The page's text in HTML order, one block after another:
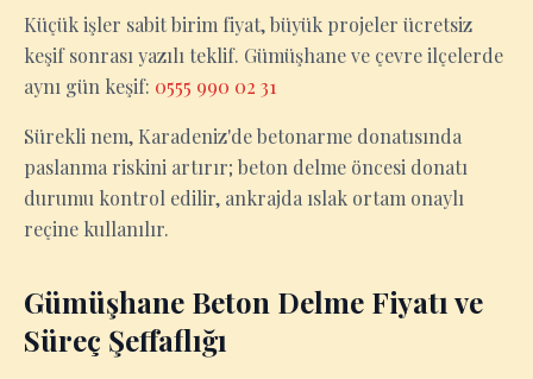
Küçük işler sabit birim fiyat, büyük projeler ücretsiz
keşif sonrası yazılı teklif. Gümüşhane ve çevre ilçelerde
aynı gün keşif: 0555 990 02 31
Sürekli nem, Karadeniz'de betonarme donatısında
paslanma riskini artırır; beton delme öncesi donatı
durumu kontrol edilir, ankrajda ıslak ortam onaylı
reçine kullanılır.
Gümüşhane Beton Delme Fiyatı ve
Süreç Şeffaflığı